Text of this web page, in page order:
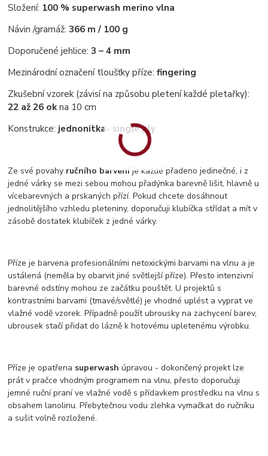
Složení: 100 % superwash merino vlna
Návin /gramáž: 366 m / 100 g
Doporučené jehlice:3 – 4 mm
Mezinárodní označení tloušťky příze:fingering
Zkušební vzorek (závisí na způsobu pletení každé pletařky):
22 až 26 okna 10 cm
Konstrukce: jednonitka- single ply
Ze své povahy ručního barveníje každé přadeno jedinečné, i z
jedné várky se mezi sebou mohou přadýnka barevně lišit, hlavně u
vícebarevných a prskaných přízí. Pokud chcete dosáhnout
jednolitějšího vzhledu pleteniny, doporučuji klubíčka střídat a mít v
zásobě dostatek klubíček z jedné várky.
Příze je barvena profesionálními netoxickými barvami na vlnu a je
ustálená (neměla by obarvit jiné světlejší příze). Přesto intenzivní
barevné odstíny mohou ze začátku pouštět. U projektů s
kontrastními barvami (tmavé/světlé) je vhodné uplést a vyprat ve
vlažné vodě vzorek. Případně použít ubrousky na zachycení barev,
ubrousek stačí přidat do lázně k hotovému upletenému výrobku.
Příze je opatřena superwash úpravou - dokončený projekt lze
prát v pračce vhodným programem na vlnu, přesto doporučuji
jemné ruční praní ve vlažné vodě s přídavkem prostředku na vlnu s
obsahem lanolinu. Přebytečnou vodu zlehka vymačkat do ručníku
a sušit volně rozložené.